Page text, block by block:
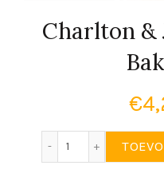
Charlton &
€